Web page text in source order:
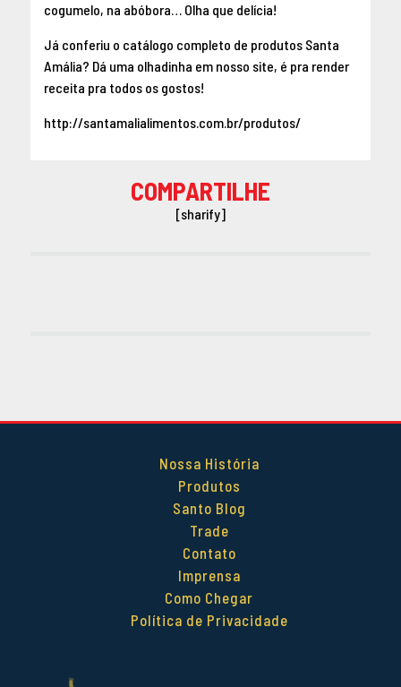
cogumelo, na abóbora… Olha que delícia!
Já conferiu o catálogo completo de produtos Santa
Amália? Dá uma olhadinha em nosso site, é pra render
receita pra todos os gostos!
http://santamalialimentos.com.br/produtos/
COMPARTILHE
[sharify]
Nossa História
Produtos
Santo Blog
Trade
Contato
Imprensa
Como Chegar
Política de Privacidade